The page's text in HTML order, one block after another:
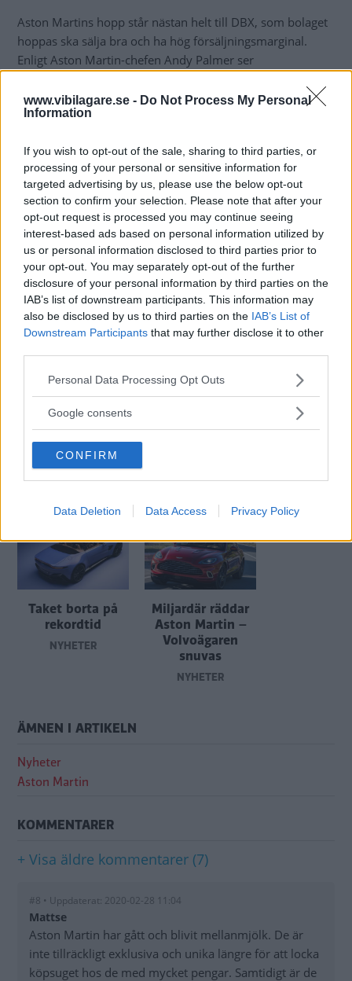
www.vibilagare.se - Do Not Process My Personal
Information
If you wish to opt-out of the sale, sharing to third parties, or
processing of your personal or sensitive information for
targeted advertising by us, please use the below opt-out
section to confirm your selection. Please note that after your
opt-out request is processed you may continue seeing
interest-based ads based on personal information utilized by
us or personal information disclosed to third parties prior to
your opt-out. You may separately opt-out of the further
disclosure of your personal information by third parties on the
IAB’s list of downstream participants. This information may
also be disclosed by us to third parties on the IAB’s List of
Downstream Participants that may further disclose it to other
Please note that this website/app uses one or more Google
not limited to your visit or usage behaviour. You may click to
use your data for below specified purposes in below Google
consent section.
Personal Data Processing Opt Outs
Google consents
CONFIRM
Data Deletion Data Access Privacy Policy
Aston Martins hopp står nästan helt till DBX, som bolaget
hoppas ska sälja bra och ha hög försäljningsmarginal.
Enligt Aston Martin-chefen Andy Palmer ser
höjd för att försäljningen tillfälligt kan mattas av på grund
coronaviruset.
– Kina är en viktigmarknad för oss. Lanseringen i Kina
är ganska sent i år, så vi hoppas och ber för att viruset är
klart då, sa Andy Palmer under en telefonkonferens.
MISSA INTE KOMMANDE ARTIKLAR OM
ASTON MARTIN
Få vårt nyhetsbrev utan kostnad
Genom att anmäla dig godkänner du OK-förlagets
personuppgiftspolicy.
MER FRÅN VI BILÄGARE
Taket borta på
rekordtid
NYHETER
Miljardär räddar
Aston Martin –
Volvoägaren
snuvas
NYHETER
ÄMNEN I ARTIKELN
Nyheter
Aston Martin
KOMMENTARER
+ Visa äldre kommentarer (7)
#8 • Uppdaterat: 2020-02-28 11:04
Mattse
Aston Martin har gått och blivit mellanmjölk. De är
inte tillräckligt exklusiva och unika längre för att locka
köpsuget hos de med mycket pengar. Samtidigt är de